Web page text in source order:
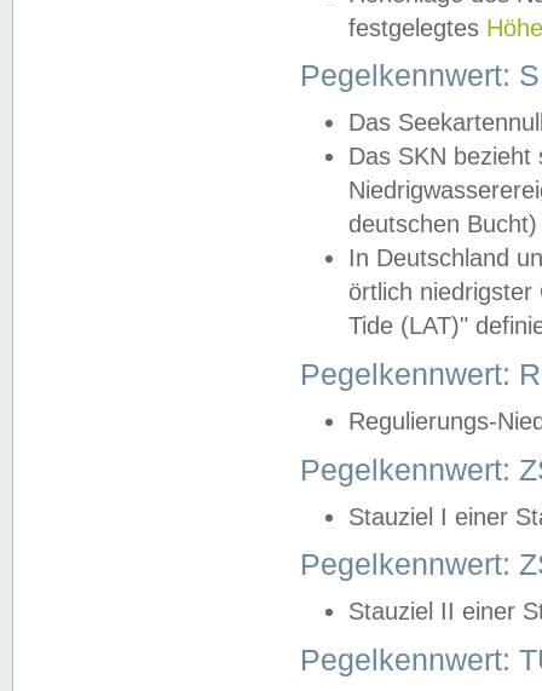
festgelegtes
Pegelkennwert:
Das
Das SKN
deutschen
In Deutschland
örtlich
Tide (LAT)"
Pegelkennwert:
Regulierungs-
Pegelkennwert:
Stauziel I einer
Pegelkennwert:
Stauziel II einer
Pegelkennwert: